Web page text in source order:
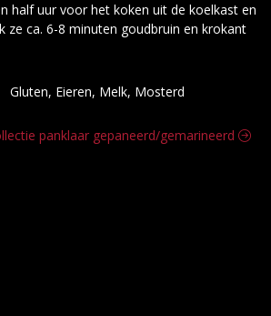
half uur voor het koken uit de koelkast en
ze ca. 6-8 minuten goudbruin en krokant
Gluten, Eieren, Melk, Mosterd
panklaar gepaneerd/gemarineerd